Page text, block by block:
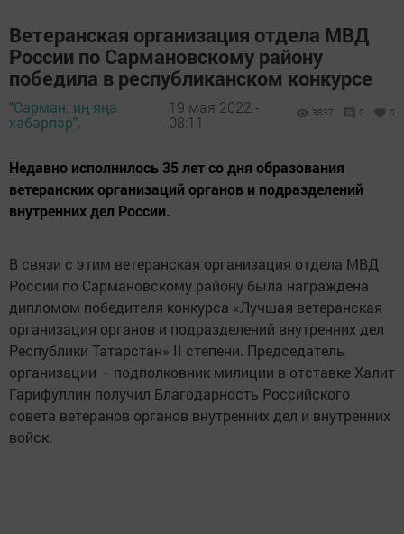
Ветеранская организация отдела МВД
России по Сармановскому району
победила в республиканском конкурсе
"Сарман: иң яңа
хәбәрләр",
19 мая 2022 -
08:11
3837 0 0
Недавно исполнилось 35 лет со дня образования
ветеранских организаций органов и подразделений
внутренних дел России.
В связи с этим ветеранская организация отдела МВД
России по Сармановскому району была награждена
дипломом победителя конкурса «Лучшая ветеранская
организация органов и подразделений внутренних дел
Республики Татарстан» II степени. Председатель
организации – подполковник милиции в отставке Халит
Гарифуллин получил Благодарность Российского
совета ветеранов органов внутренних дел и внутренних
войск.